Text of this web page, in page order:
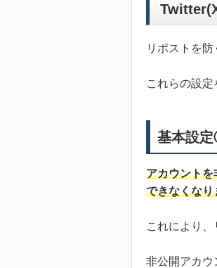
リポストを
これらの設
基本設
アカウントを
できなくなり
これにより、
非公開アカウ